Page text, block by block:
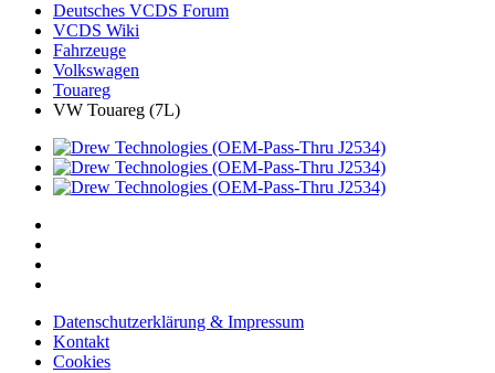
Deutsches VCDS Forum
VCDS Wiki
Fahrzeuge
Volkswagen
Touareg
VW Touareg (7L)
Datenschutzerklärung & Impressum
Kontakt
Cookies